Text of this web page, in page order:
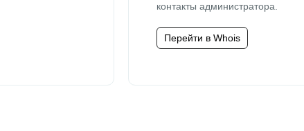
контакты администратора.
Перейти в Whois